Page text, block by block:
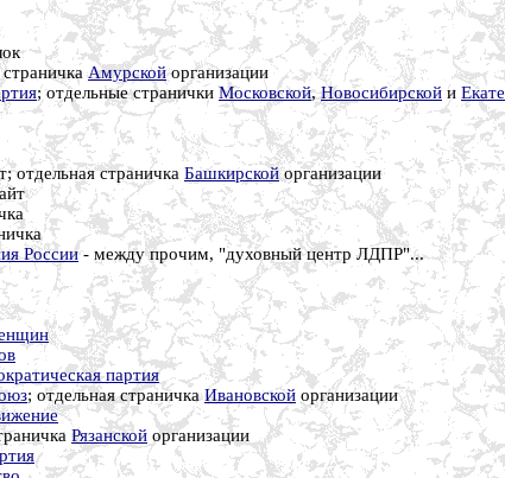
страничкаАмурскойорганизации
; отдельные страничкиМосковской,Новосибирской и
отдельная страничка Башкирскойорганизации
России- между прочим, "духовный центр ЛДПР"...
партия
; отдельная страничкаИвановской организации
Рязанской организации